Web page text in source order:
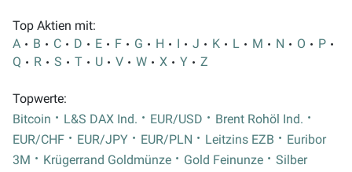
Top Aktien mit:
A
B C D E F G H I J K L M N O
P
Q
R S T U V W X Y Z
Topwerte:
Bitcoin
L&S DAX Ind. EUR/USD
Brent Rohöl Ind.
EUR/CHF
EUR/JPY EUR/PLN Leitzins EZB
Euribor
3M
Krügerrand Goldmünze Gold Feinunze
Silber